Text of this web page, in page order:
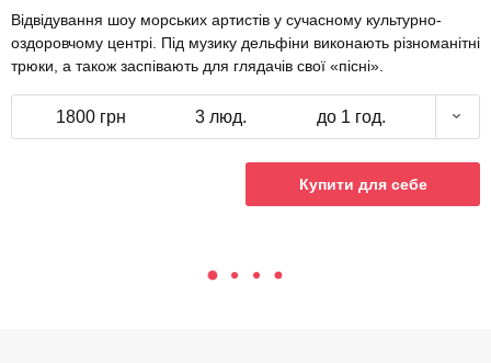
Відвідування шоу морських артистів у сучасному культурно-
оздоровчому центрі. Під музику дельфіни виконають різноманітні
трюки, а також заспівають для глядачів свої «пісні».
1800 грн 3 люд. до 1 год.
Купити для себе